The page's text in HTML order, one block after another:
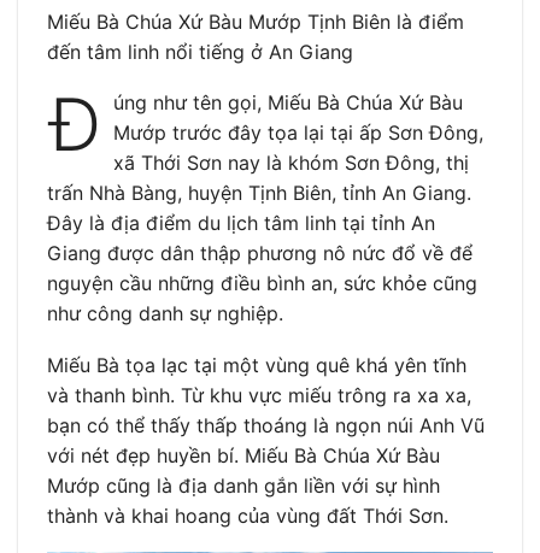
Miếu Bà Chúa Xứ Bàu Mướp Tịnh Biên là điểm
đến tâm linh nổi tiếng ở An Giang
Đ
úng như tên gọi, Miếu Bà Chúa Xứ Bàu
Mướp trước đây tọa lại tại ấp Sơn Đông,
xã Thới Sơn nay là khóm Sơn Đông, thị
trấn Nhà Bàng, huyện Tịnh Biên, tỉnh An Giang.
Đây là địa điểm du lịch tâm linh tại tỉnh An
Giang được dân thập phương nô nức đổ về để
nguyện cầu những điều bình an, sức khỏe cũng
như công danh sự nghiệp.
Miếu Bà tọa lạc tại một vùng quê khá yên tĩnh
và thanh bình. Từ khu vực miếu trông ra xa xa,
bạn có thể thấy thấp thoáng là ngọn núi Anh Vũ
với nét đẹp huyền bí. Miếu Bà Chúa Xứ Bàu
Mướp cũng là địa danh gắn liền với sự hình
thành và khai hoang của vùng đất Thới Sơn.